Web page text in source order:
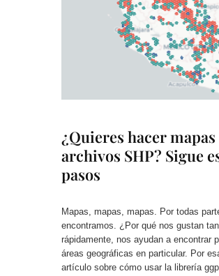
¿Quieres hacer mapas
archivos SHP? Sigue
pasos
Mapas, mapas, mapas. Por todas
encontramos. ¿Por qué nos gustan
rápidamente, nos ayudan a encontrar
áreas geográficas en particular. Por
artículo sobre cómo usar la librería